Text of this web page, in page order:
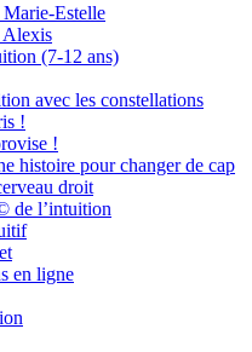
Estelle
Alexis
(7-12 ans)
avec les constellations
!
!
histoire pour changer de cap
droit
de l’intuition
en ligne